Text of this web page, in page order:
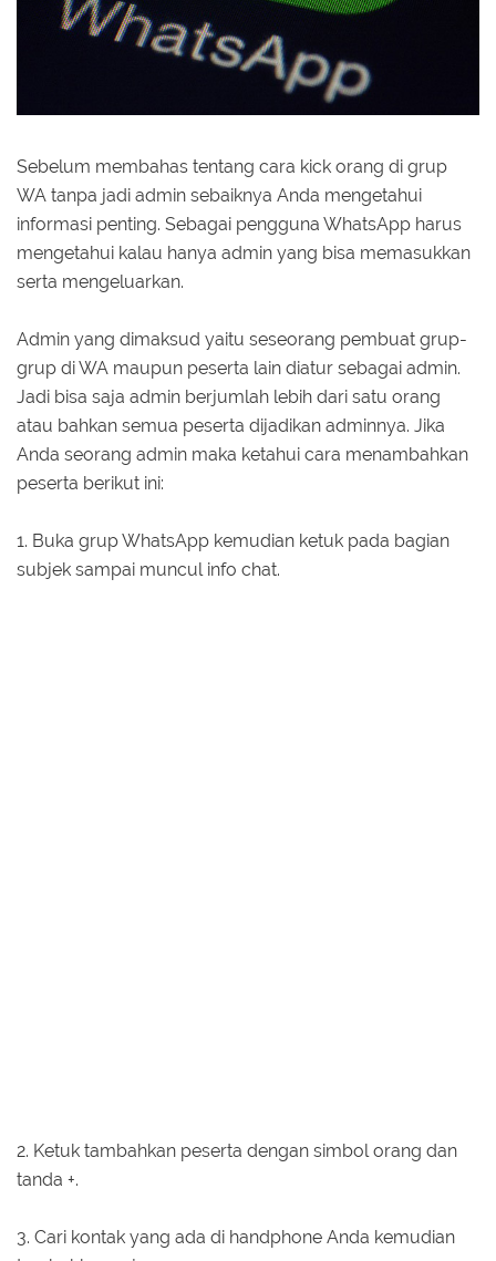
Sebelum membahas tentang cara kick orang di grup
WA tanpa jadi admin sebaiknya Anda mengetahui
informasi penting. Sebagai pengguna WhatsApp harus
mengetahui kalau hanya admin yang bisa memasukkan
serta mengeluarkan.
Admin yang dimaksud yaitu seseorang pembuat grup-
grup di WA maupun peserta lain diatur sebagai admin.
Jadi bisa saja admin berjumlah lebih dari satu orang
atau bahkan semua peserta dijadikan adminnya. Jika
Anda seorang admin maka ketahui cara menambahkan
peserta berikut ini:
1. Buka grup WhatsApp kemudian ketuk pada bagian
subjek sampai muncul info chat.
2. Ketuk tambahkan peserta dengan simbol orang dan
tanda +.
3. Cari kontak yang ada di handphone Anda kemudian